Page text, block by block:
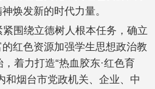
焕发新的时代力量。
围绕立德树人根本任务，确立
红色资源加强学生思想政治教
着力打造“热血胶东·红色育
和烟台市党政机关、企业、中